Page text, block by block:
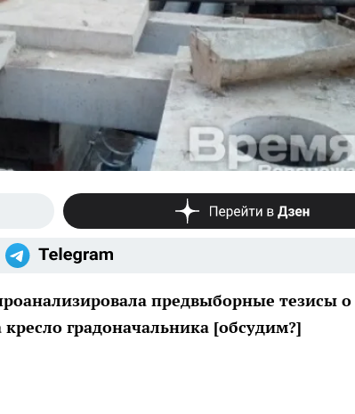
предвыборные тезисы о
градоначальника [обсудим?]